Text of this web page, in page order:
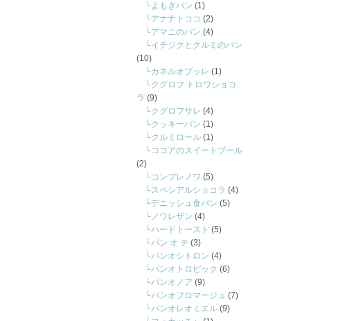
よもぎパン (1)
アナナトココ (2)
アマニのパン (4)
イチジクとクルミのパン
(10)
カネルオブッレ (1)
クグロフ トロワショコ
ラ (9)
クグロフサレ (4)
クッキーパン (1)
クルミロール (1)
ココアのスイートブール
(2)
コンプレノワ (5)
スペシアルショコラ (4)
デニッシュ食パン (5)
ノワレザン (4)
ハードトースト (5)
パン オ テ (3)
パンオシトロン (4)
パンオトロピック (6)
パンオノア (9)
パンオフロマージュ (7)
パンオレオミエル (9)